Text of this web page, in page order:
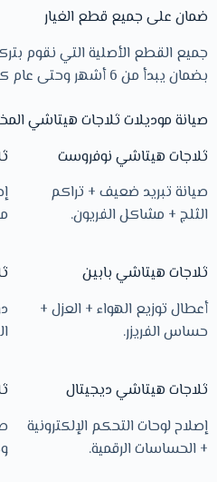
ضمان على جميع قطع الغيار
بضمان يبدأ من 6 أشهر وحتى عام كامل حسب الجزء المستبدل.
صيانة موديلات ثلاجات هيتاشي
ثلاجات هيتاشي نوفروست
صيانة تبريد ضعيف + تراكم
الثلج + مشاكل الفريون.
ثلاجات هيتاشي بابين
أعطال توزيع الهواء + العزل +
حساس الفريزر.
ثلاجات هيتاشي ديجيتال
إصلاح لوحات التحكم الإلكترونية
+ الحساسات الرقمية.